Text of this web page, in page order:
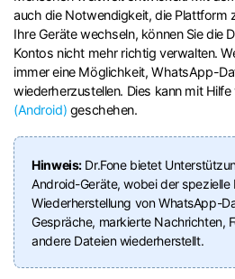
auch die Notwendigkeit, die Plattform
Ihre Geräte wechseln, können Sie die
Kontos nicht mehr richtig verwalten.
immer eine Möglichkeit, WhatsApp-
wiederherzustellen. Dies kann mit Hilfe
(Android) geschehen.
Hinweis:Dr.Fone bietet
Android-Geräte, wobei der spezielle
Wiederherstellung von WhatsApp-
Gespräche, markierte Nachrichten,
andere Dateien wiederherstellt.